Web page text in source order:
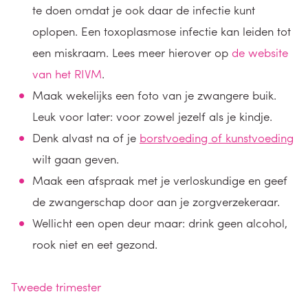
te doen omdat je ook daar de infectie kunt
oplopen. Een toxoplasmose infectie kan leiden tot
een miskraam. Lees meer hierover op de website
van het RIVM.
Maak wekelijks een foto van je zwangere buik.
Leuk voor later: voor zowel jezelf als je kindje.
Denk alvast na of je borstvoeding of kunstvoeding
wilt gaan geven.
Maak een afspraak met je verloskundige en geef
de zwangerschap door aan je zorgverzekeraar.
Wellicht een open deur maar: drink geen alcohol,
rook niet en eet gezond.
Tweede trimester